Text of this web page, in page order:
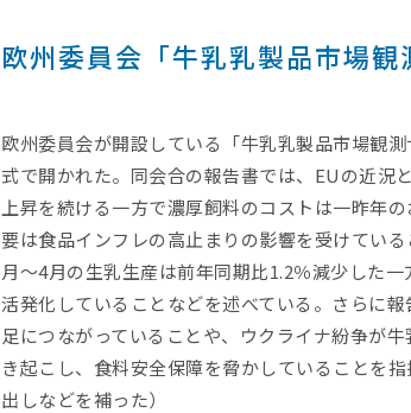
欧州委員会「牛乳乳製品市場
欧州委員会が開設している「牛乳乳製品市場観
式で開かれた。同会合の報告書では、EUの近
上昇を続ける一方で濃厚飼料のコストは一昨年
要は食品インフレの高止まりの影響を受けてい
月～4月の生乳生産は前年同期比1.2％減少した
活発化していることなどを述べている。さらに
足につながっていることや、ウクライナ紛争が
き起こし、食料安全保障を脅かしていることを
出しなどを補った）